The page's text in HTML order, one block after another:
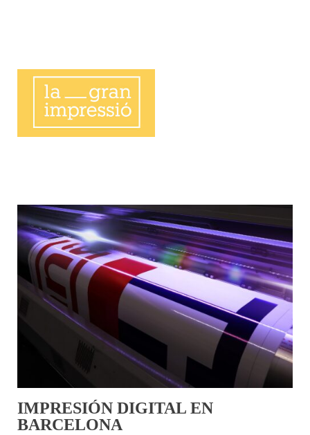
IMPRESIÓN DIGITAL EN
BARCELONA